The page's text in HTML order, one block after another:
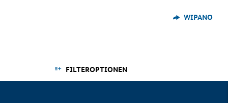
WIPANO
FILTEROPTIONEN